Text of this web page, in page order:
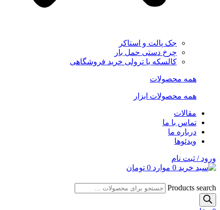
جک پالت و استاکر
چرخ دستی حمل بار
کالسکه یا ترولی خرید فروشگاهی
همه محصولات
همه محصولات ابزار
مقالات
تماس با ما
درباره ما
ویدئوها
ورود / ثبت نام
0 موارد 0 تومان
Products search